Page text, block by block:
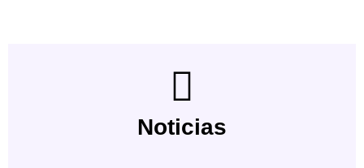
Noticias